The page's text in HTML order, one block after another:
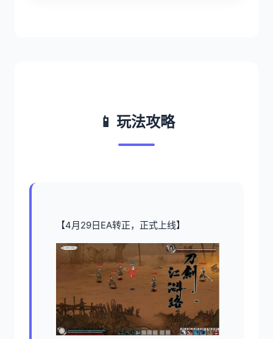
📱 玩法攻略
【4月29日EA转正，正式上线】